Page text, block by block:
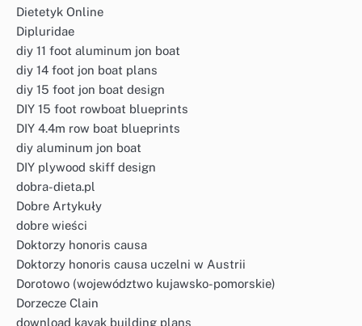
Dietetyk Online
Dipluridae
diy 11 foot aluminum jon boat
diy 14 foot jon boat plans
diy 15 foot jon boat design
DIY 15 foot rowboat blueprints
DIY 4.4m row boat blueprints
diy aluminum jon boat
DIY plywood skiff design
dobra-dieta.pl
Dobre Artykuły
dobre wieści
Doktorzy honoris causa
Doktorzy honoris causa uczelni w Austrii
Dorotowo (województwo kujawsko-pomorskie)
Dorzecze Clain
download kayak building plans